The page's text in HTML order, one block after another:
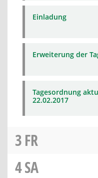
Einladung
Erweiterung der
Tagesordnung
22.02.2017
3FR
4SA